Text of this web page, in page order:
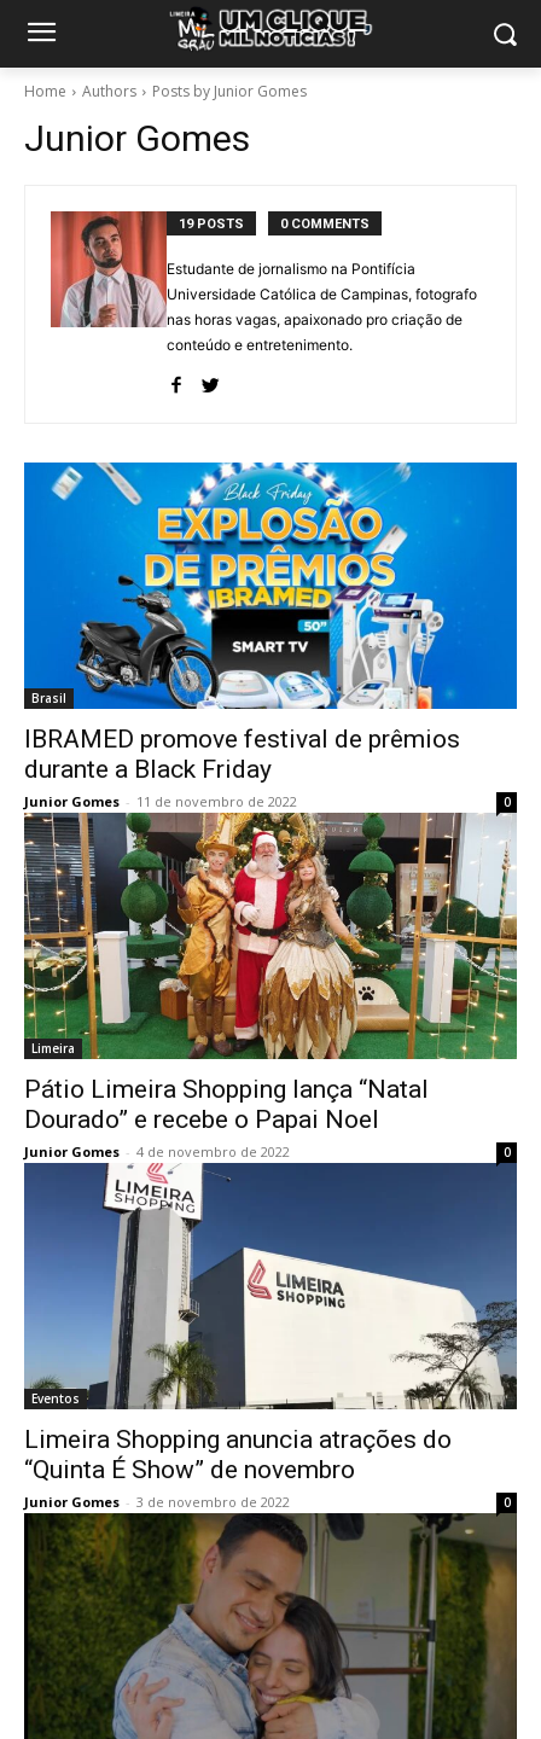
Home Authors Posts by Junior Gomes
Junior Gomes
19 POSTS 0 COMMENTS
Estudante de jornalismo na Pontifícia
Universidade Católica de Campinas, fotografo
nas horas vagas, apaixonado pro criação de
conteúdo e entretenimento.
Brasil
IBRAMED promove festival de prêmios
durante a Black Friday
Junior Gomes - 11 de novembro de 2022 0
Limeira
Pátio Limeira Shopping lança “Natal
Dourado” e recebe o Papai Noel
Junior Gomes - 4 de novembro de 2022 0
Eventos
Limeira Shopping anuncia atrações do
“Quinta É Show” de novembro
Junior Gomes - 3 de novembro de 2022 0